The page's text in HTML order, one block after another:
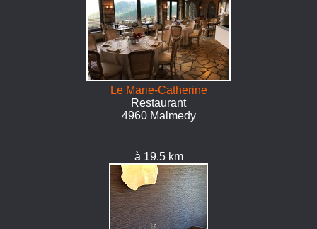
Le Marie-Catherine
Restaurant
4960 Malmedy
à 19.5 km